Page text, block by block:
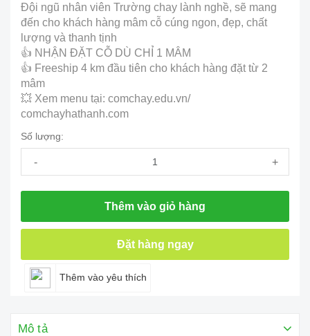
Đội ngũ nhân viên Trường chay lành nghề, sẽ mang
đến cho khách hàng mâm cỗ cúng ngon, đẹp, chất
lượng và thanh tịnh
👍 NHẬN ĐẶT CỖ DÙ CHỈ 1 MÂM
👍 Freeship 4 km đầu tiên cho khách hàng đặt từ 2
mâm
💥 Xem menu tại: comchay.edu.vn/
comchayhathanh.com
Số lượng:
- +
Thêm vào giỏ hàng
Đặt hàng ngay
Thêm vào yêu thích
Mô tả